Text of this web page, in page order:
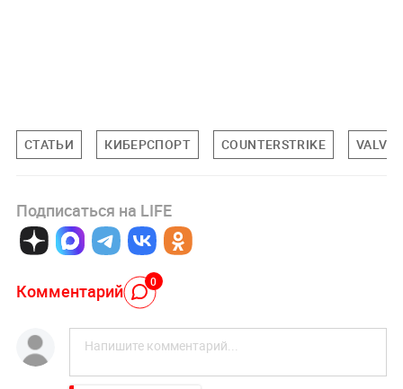
СТАТЬИ КИБЕРСПОРТ COUNTERSTRIKE VALVE
Подписаться на LIFE
Комментарий 0